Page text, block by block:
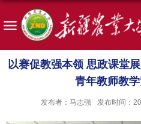
以赛促教强本领 思政课堂
青年教师教
发布者：马志强 发布时间：